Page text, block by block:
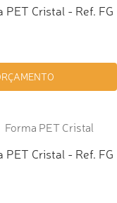
PET Cristal - Ref. FG
PET Cristal - Ref. FG